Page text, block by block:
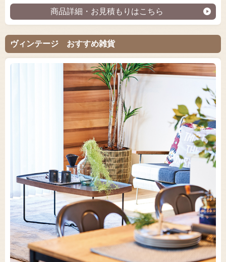
商品詳細・お見積もりはこちら
ヴィンテージ おすすめ雑貨